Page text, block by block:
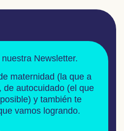
Newsletter.
maternidad (la que a
de autocuidado (el que
y también te
vamos logrando.